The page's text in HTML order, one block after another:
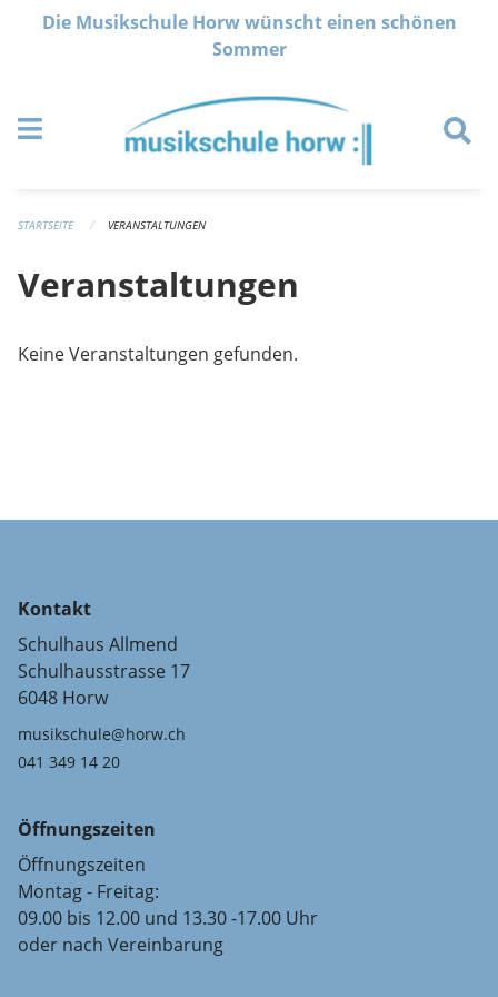
Navigation überspringen
Die Musikschule Horw wünscht einen schönen
Sommer
STARTSEITE VERANSTALTUNGEN
Veranstaltungen
Keine Veranstaltungen gefunden.
Kontakt
Schulhaus Allmend
Schulhausstrasse 17
6048 Horw
musikschule@horw.ch
041 349 14 20
Öffnungszeiten
Öffnungszeiten
Montag - Freitag:
09.00 bis 12.00 und 13.30 -17.00 Uhr
oder nach Vereinbarung